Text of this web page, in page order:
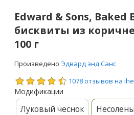
Edward & Sons,
бисквиты из
100 г
Произведено Эдвард энд Санс
1078 отзывов на
Модификации
Луковый чеснок